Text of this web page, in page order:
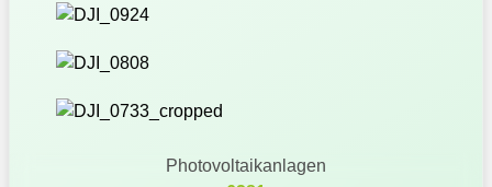
Photovoltaikanlagen